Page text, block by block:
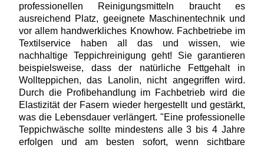
professionellen Reinigungsmitteln braucht es
ausreichend Platz, geeignete Maschinentechnik und
vor allem handwerkliches Knowhow. Fachbetriebe im
Textilservice haben all das und wissen, wie
nachhaltige Teppichreinigung geht! Sie garantieren
beispielsweise, dass der natürliche Fettgehalt in
Wollteppichen, das Lanolin, nicht angegriffen wird.
Durch die Profibehandlung im Fachbetrieb wird die
Elastizität der Fasern wieder hergestellt und gestärkt,
was die Lebensdauer verlängert. "Eine professionelle
Teppichwäsche sollte mindestens alle 3 bis 4 Jahre
erfolgen und am besten sofort, wenn sichtbare